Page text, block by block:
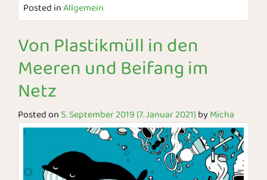
Posted inAllgemein
Von Plastikmüll in den
Meeren und Beifang im
Netz
Posted on 5. September 2019 (7. Januar 2021)byMicha